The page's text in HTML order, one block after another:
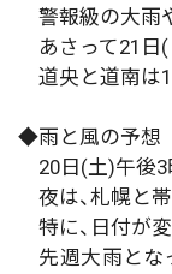
警報級の大雨
あさって21日(
道央と道南は
◆雨と風の予想
20日(土)午後3
夜は、札幌と
特に、日付が変
先週大雨とな